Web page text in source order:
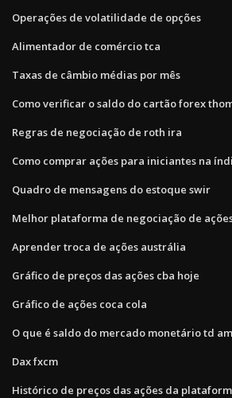
Operações de volatilidade de opções
Alimentador de comércio tca
Taxas de câmbio médias por mês
Como verificar o saldo do cartão forex
Regras de negociação de roth ira
Como comprar ações para iniciantes na
Quadro de mensagens do estoque swir
Melhor plataforma de negociação de
Aprender troca de ações austrália
Gráfico de preços das ações cba hoje
Gráfico de ações coca cola
O que é saldo do mercado monetário td
Dax fxcm
Histórico de preços das ações da